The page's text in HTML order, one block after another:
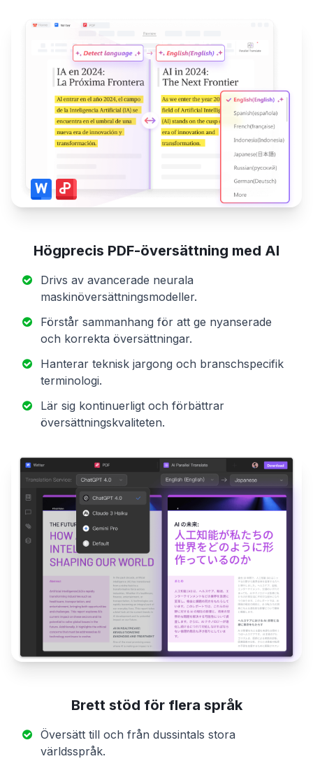
Högprecis PDF-översättning med AI
Drivs av avancerade neurala
maskinöversättningsmodeller.
Förstår sammanhang för att ge nyanserade
och korrekta översättningar.
Hanterar teknisk jargong och branschspecifik
terminologi.
Lär sig kontinuerligt och förbättrar
översättningskvaliteten.
Brett stöd för flera språk
Översätt till och från dussintals stora
världsspråk.